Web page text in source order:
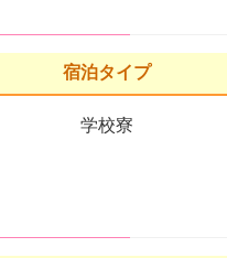
宿泊タイプ
学校寮